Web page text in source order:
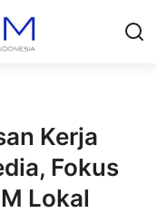
Kerja
Fokus
Lokal